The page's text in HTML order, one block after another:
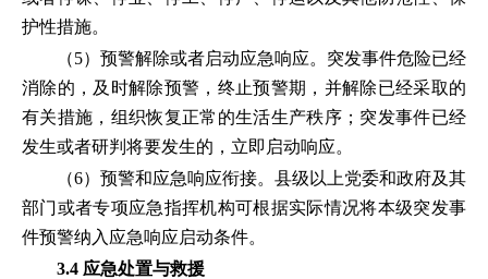
护性措施。
（5）预警解除或者启动应急响应。突发事件危险已经
消除的，及时解除预警，终止预警期，并解除已经采取的
有关措施，组织恢复正常的生活生产秩序；突发事件已经
发生或者研判将要发生的，立即启动响应。
（6）预警和应急响应衔接。县级以上党委和政府及其
部门或者专项应急指挥机构可根据实际情况将本级突发事
件预警纳入应急响应启动条件。
3.4 应急处置与救援